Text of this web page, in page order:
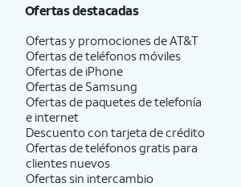
Ofertas destacadas
Ofertas y promociones deAT&T
Ofertas de teléfonos móviles
Ofertas de iPhone
Ofertas de Samsung
Ofertas de paquetes de telefonía
e internet
Descuento con tarjeta de crédito
Ofertas de teléfonos gratis para
clientes nuevos
Ofertas sin intercambio